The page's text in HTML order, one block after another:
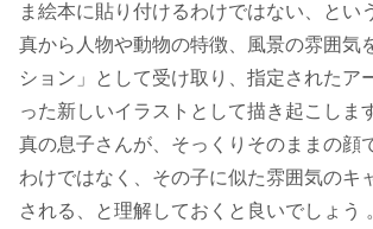
ま絵本に貼り付けるわけではない、とい
真から人物や動物の特徴、風景の雰囲気
ション」として受け取り、指定されたア
った新しいイラストとして描き起こしま
真の息子さんが、そっくりそのままの顔
わけではなく、その子に似た雰囲気のキ
される、と理解しておくと良いでしょう